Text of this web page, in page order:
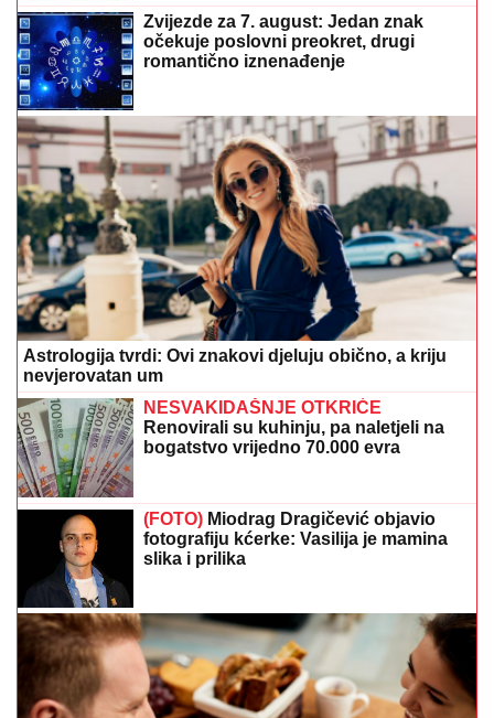
Zvijezde za 7. august: Jedan znak
očekuje poslovni preokret, drugi
romantično iznenađenje
Astrologija tvrdi: Ovi znakovi djeluju obično, a kriju
nevjerovatan um
NESVAKIDAŠNJE OTKRIĆE
Renovirali su kuhinju, pa naletjeli na
bogatstvo vrijedno 70.000 evra
(FOTO) Miodrag Dragičević objavio
fotografiju kćerke: Vasilija je mamina
slika i prilika